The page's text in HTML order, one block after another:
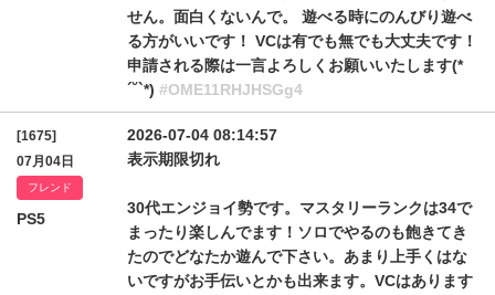
せん。面白くないんで。 遊べる時にのんびり遊べ
る方がいいです！ VCは有でも無でも大丈夫です！
申請される際は一言よろしくお願いいたします(*
´˘`*) #OME11RHJHSGg4
[1675]
07月04日
フレンド
PS5
2026-07-04 08:14:57
表示期限切れ
30代エンジョイ勢です。マスタリーランクは34で
まったり楽しんでます！ソロでやるのも飽きてき
たのでどなたか遊んで下さい。あまり上手くはな
いですがお手伝いとかも出来ます。VCはあります